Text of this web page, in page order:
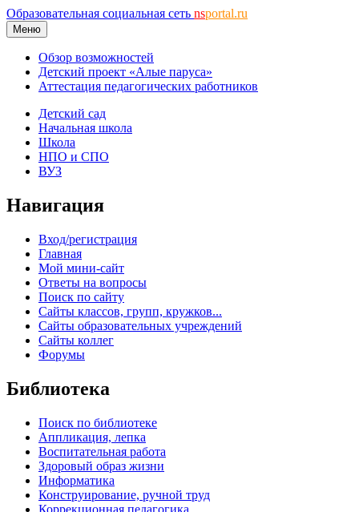
Образовательная социальная сеть nsportal.ru
Меню
Обзор возможностей
Детский проект «Алые паруса»
Аттестация педагогических работников
Детский сад
Начальная школа
Школа
НПО и СПО
ВУЗ
Навигация
Вход/регистрация
Главная
Мой мини-сайт
Ответы на вопросы
Поиск по сайту
Сайты классов, групп, кружков...
Сайты образовательных учреждений
Сайты коллег
Форумы
Библиотека
Поиск по библиотеке
Аппликация, лепка
Воспитательная работа
Здоровый образ жизни
Информатика
Конструирование, ручной труд
Коррекционная педагогика